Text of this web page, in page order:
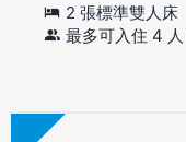
2 張標準雙人床
最多可入住 4